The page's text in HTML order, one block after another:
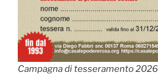
Campagna di tesseramento 2026